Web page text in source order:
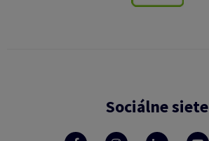
Sociálne siete